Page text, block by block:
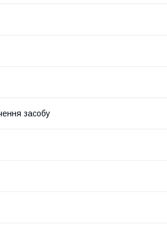
засобу